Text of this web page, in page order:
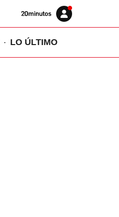
Volver
Iniciar
sesión
LO ÚLTIMO